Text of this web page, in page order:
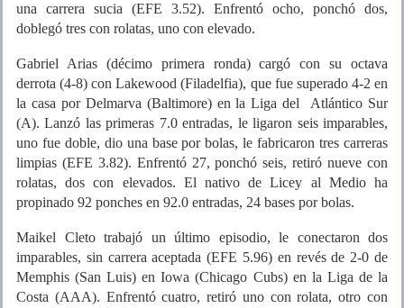
una carrera sucia (EFE 3.52). Enfrentó ocho, ponchó dos,
doblegó tres con rolatas, uno con elevado.
Gabriel Arias (décimo primera ronda) cargó con su octava
derrota (4-8) con Lakewood (Filadelfia), que fue superado 4-2 en
la casa por Delmarva (Baltimore) en la Liga del Atlántico Sur
(A). Lanzó las primeras 7.0 entradas, le ligaron seis imparables,
uno fue doble, dio una base por bolas, le fabricaron tres carreras
limpias (EFE 3.82). Enfrentó 27, ponchó seis, retiró nueve con
rolatas, dos con elevados. El nativo de Licey al Medio ha
propinado 92 ponches en 92.0 entradas, 24 bases por bolas.
Maikel Cleto trabajó un último episodio, le conectaron dos
imparables, sin carrera aceptada (EFE 5.96) en revés de 2-0 de
Memphis (San Luis) en Iowa (Chicago Cubs) en la Liga de la
Costa (AAA). Enfrentó cuatro, retiró uno con rolata, otro con